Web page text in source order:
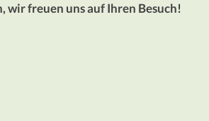
wir freuen uns auf Ihren Besuch!